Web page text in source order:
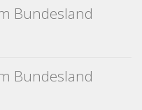
Bundesland
Bundesland